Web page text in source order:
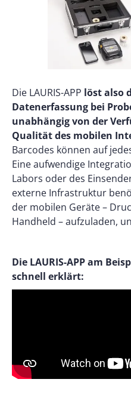
Die LAURIS-APP löst also
Datenerfassung bei
unabhängig von der
Qualität des mobilen
Barcodes können auf
Eine aufwendige
Labors oder des
externe Infrastruktur
der mobilen Geräte –
Handheld – aufzuladen,
Die LAURIS-APP am
schnell erklärt: